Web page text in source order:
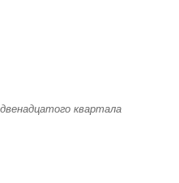
квартала